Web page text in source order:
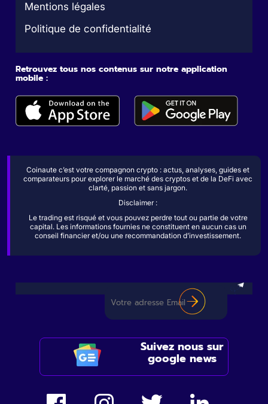
Mentions légales
Politique de confidentialité
Retrouvez tous nos contenus sur notre application
mobile :
Coinaute c’est votre compagnon crypto : actus, analyses, guides et
comparateurs pour explorer le marché des cryptos et de la DeFi avec
clarté, passion et sans jargon.
Disclaimer :
Le trading est risqué et vous pouvez perdre tout ou partie de votre
capital. Les informations fournies ne constituent en aucun cas un
conseil financier et/ou une recommandation d’investissement.
Suivez nous sur
google news